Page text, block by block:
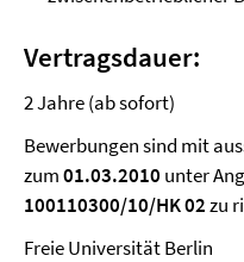
Vertragsdauer:
2 Jahre (ab sofort)
Bewerbungen sind mit
zum01.03.2010 unter
100110300/10/HK 02zu
Freie Universität Berlin